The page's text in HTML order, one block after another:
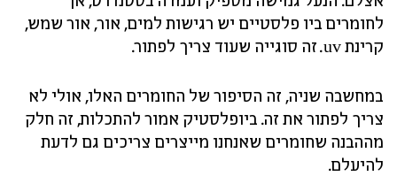
לחומרים ביו פלסטיים יש רגישות למים, אור, אור שמש,
קרינת uv. זה סוגייה שעוד צריך לפתור.
במחשבה שניה, זה הסיפור של החומרים האלו, אולי לא
צריך לפתור את זה. ביופלסטיק אמור להתכלות, זה חלק
מההבנה שחומרים שאנחנו מייצרים צריכים גם לדעת
להיעלם.